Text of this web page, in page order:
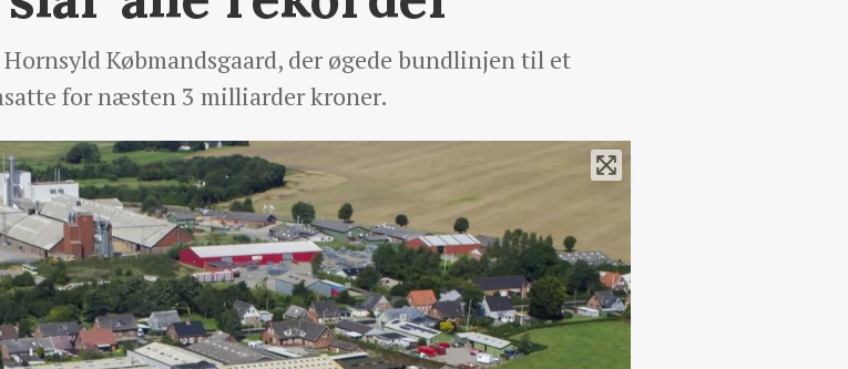
Købmandsgaard, der øgede bundlinjen til et
for næsten 3 milliarder kroner.